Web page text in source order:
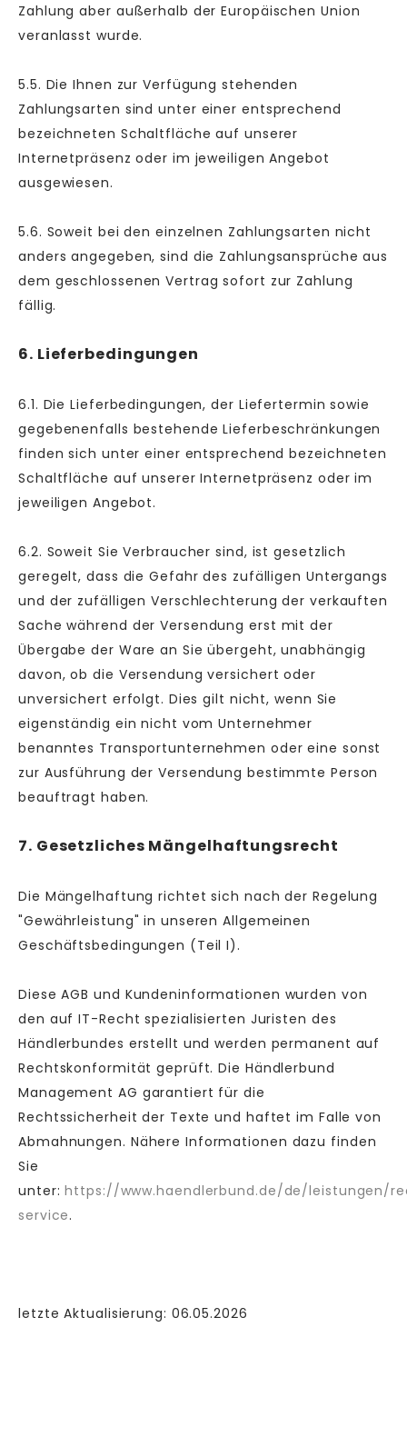
Zahlung aber außerhalb der Europäischen Union
veranlasst wurde.
5.5. Die Ihnen zur Verfügung stehenden
Zahlungsarten sind unter einer entsprechend
bezeichneten Schaltfläche auf unserer
Internetpräsenz oder im jeweiligen Angebot
ausgewiesen.
5.6. Soweit bei den einzelnen Zahlungsarten nicht
anders angegeben, sind die Zahlungsansprüche aus
dem geschlossenen Vertrag sofort zur Zahlung
fällig.
6. Lieferbedingungen
6.1. Die Lieferbedingungen, der Liefertermin sowie
gegebenenfalls bestehende Lieferbeschränkungen
finden sich unter einer entsprechend bezeichneten
Schaltfläche auf unserer Internetpräsenz oder im
jeweiligen Angebot.
6.2. Soweit Sie Verbraucher sind, ist gesetzlich
geregelt, dass die Gefahr des zufälligen Untergangs
und der zufälligen Verschlechterung der verkauften
Sache während der Versendung erst mit der
Übergabe der Ware an Sie übergeht, unabhängig
davon, ob die Versendung versichert oder
unversichert erfolgt. Dies gilt nicht, wenn Sie
eigenständig ein nicht vom Unternehmer
benanntes Transportunternehmen oder eine sonst
zur Ausführung der Versendung bestimmte Person
beauftragt haben.
7. Gesetzliches Mängelhaftungsrecht
Die Mängelhaftung richtet sich nach der Regelung
"Gewährleistung" in unseren Allgemeinen
Geschäftsbedingungen (Teil I).
Diese AGB und Kundeninformationen wurden von
den auf IT-Recht spezialisierten Juristen des
Händlerbundes erstellt und werden permanent auf
Rechtskonformität geprüft. Die Händlerbund
Management AG garantiert für die
Rechtssicherheit der Texte und haftet im Falle von
Abmahnungen. Nähere Informationen dazu finden
Sie
unter:https://www.haendlerbund.de/de/leistungen/
service.
letzte Aktualisierung: 06.05.2026